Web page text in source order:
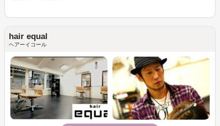
hair equal
ヘアーイコール